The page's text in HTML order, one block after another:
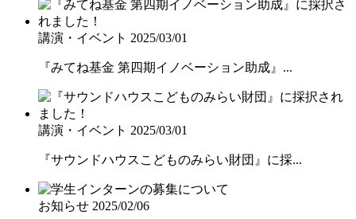
講演・イベント 2025/03/01
『みてね基金 第四期イノベーション助成』...
講演・イベント 2025/03/01
『サウンドハウスこどものみらい財団』に採...
お知らせ 2025/02/06